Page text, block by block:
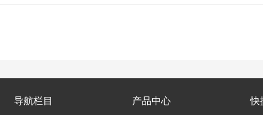
导航栏目 产品中心 快